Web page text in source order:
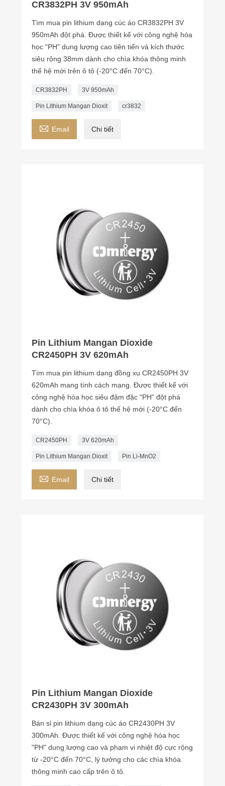
CR3832PH 3V 950mAh
Tìm mua pin lithium dạng cúc áo CR3832PH 3V
950mAh đột phá. Được thiết kế với công nghệ hóa
học "PH" dung lượng cao tiên tiến và kích thước
siêu rộng 38mm dành cho chìa khóa thông minh
thế hệ mới trên ô tô (-20°C đến 70°C).
CR3832PH 3V 950mAh
Pin Lithium Mangan Dioxit cr3832
 Email Chi tiết
Pin Lithium Mangan Dioxide
CR2450PH 3V 620mAh
Tìm mua pin lithium dạng đồng xu CR2450PH 3V
620mAh mang tính cách mạng. Được thiết kế với
công nghệ hóa học siêu đậm đặc "PH" đột phá
dành cho chìa khóa ô tô thế hệ mới (-20°C đến
70°C).
CR2450PH 3V 620mAh
Pin Lithium Mangan Dioxit Pin Li-MnO2
 Email Chi tiết
Pin Lithium Mangan Dioxide
CR2430PH 3V 300mAh
Bán sỉ pin lithium dạng cúc áo CR2430PH 3V
300mAh. Được thiết kế với công nghệ hóa học
"PH" dung lượng cao và phạm vi nhiệt độ cực rộng
từ -20°C đến 70°C, lý tưởng cho các chìa khóa
thông minh cao cấp trên ô tô.